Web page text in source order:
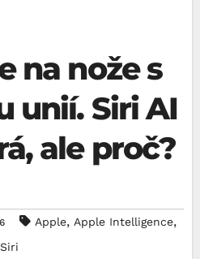
na nože s
unií. Siri AI
ale proč?
Apple, Apple Intelligence,
Siri